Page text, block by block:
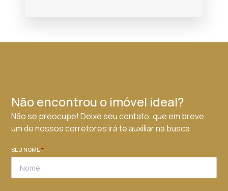
Não encontrou o imóvel ideal?
Não se preocupe! Deixe seu contato, que em breve
um de nossos corretores irá te auxiliar na busca.
SEU NOME*